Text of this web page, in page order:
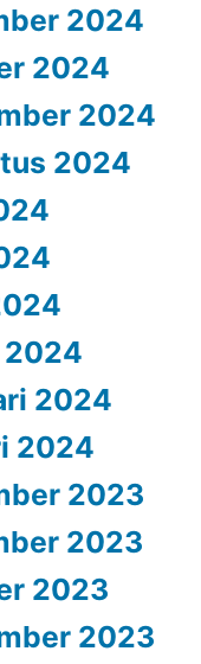
2024
2024
2024
2024
2024
2024
2024
2023
2023
2023
2023